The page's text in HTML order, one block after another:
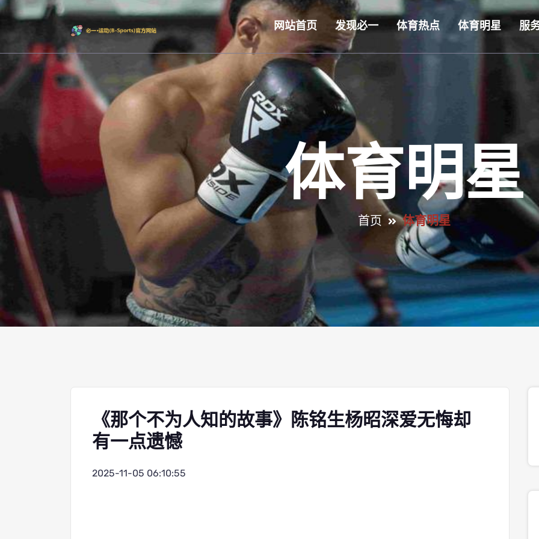
网站首页 发现必一 体育热点 体育明星 服
体育明星
首页 体育明星
《那个不为人知的故事》陈铭生杨昭深爱无悔却
有一点遗憾
2025-11-05 06:10:55